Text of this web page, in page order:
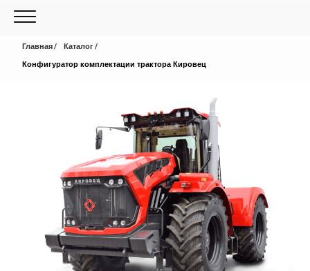
Главная
Каталог
Конфигуратор комплектации трактора Кировец